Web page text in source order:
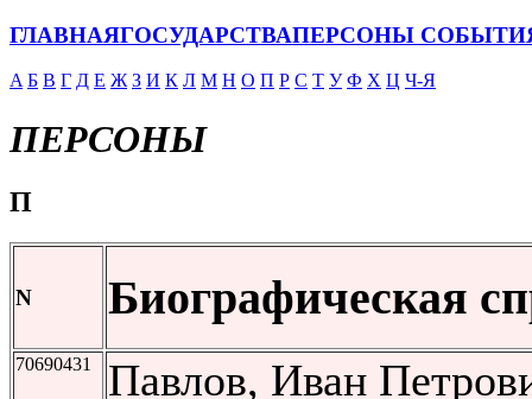
ГЛАВНАЯГОСУДАРСТВАПЕРСОНЫ
A Б В Г Д Е Ж З И К Л М Н О П Р С Т У Ф Х Ц Ч-Я
ПЕРСОНЫ
П
N Биографическая
70690431
Павлов, Иван